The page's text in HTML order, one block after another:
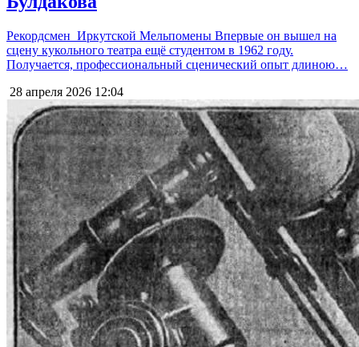
Рекордсмен Иркутской Мельпомены Впервые он вышел на
сцену кукольного театра ещё студентом в 1962 году.
Получается, профессиональный сценический опыт длиною…
28 апреля 2026 12:04